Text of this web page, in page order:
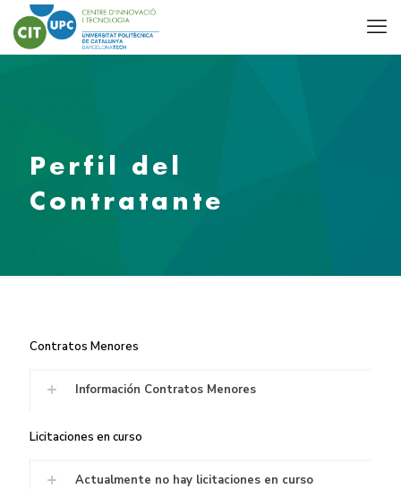
Perfil del
Contratante
Contratos Menores
Información Contratos Menores
Licitaciones en curso
Actualmente no hay licitaciones en curso